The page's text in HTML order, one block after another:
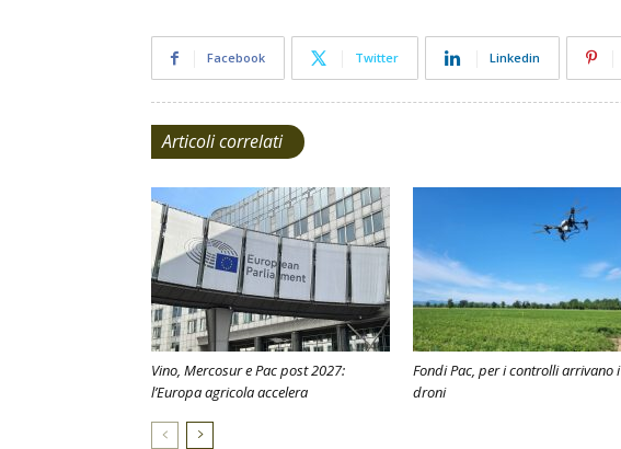
Facebook Twitter Linkedin
Articoli correlati
Vino, Mercosur e Pac post 2027:
l’Europa agricola accelera
Fondi Pac, per i controlli arrivano i
droni